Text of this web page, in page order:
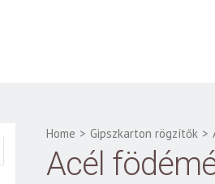
Home > Gipszkarton rögzítők >
Acél